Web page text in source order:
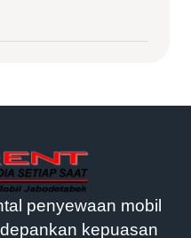
penyewaan mobil
kepuasan